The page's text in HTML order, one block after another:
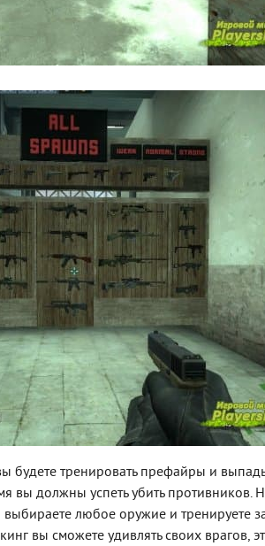
будете тренировать префайры и
вы должны успеть убить противников.
любое оружие и тренируете
вы сможете удивлять своих врагов,